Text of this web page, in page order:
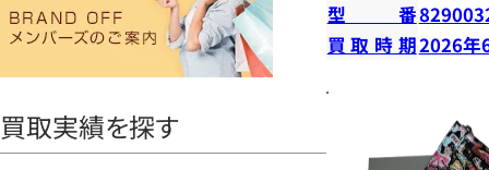
ヤ
買取実績を探す
型番
買取時期2026年